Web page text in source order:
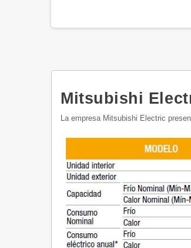
Mitsubishi
La empresa Mitsubishi Electric